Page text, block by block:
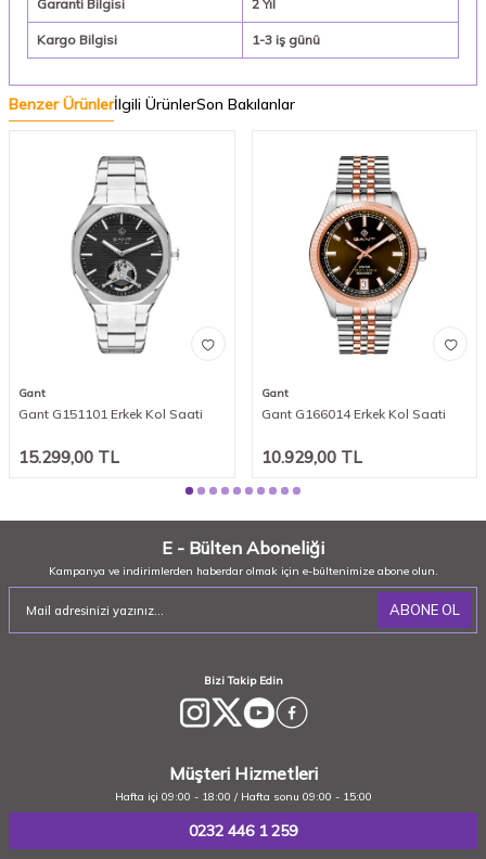
Garanti Bilgisi 2 Yıl
Kargo Bilgisi 1-3 iş günü
Benzer Ürünlerİlgili ÜrünlerSon Bakılanlar
Gant
Gant G151101 Erkek Kol Saati
15.299,00 TL
Gant
Gant G166014 Erkek Kol Saati
10.929,00TL
E - Bülten Aboneliği
Kampanya ve indirimlerden haberdar olmak için e-bültenimize abone olun.
ABONE OL
Bizi Takip Edin
Müşteri Hizmetleri
Hafta içi 09:00 - 18:00 / Hafta sonu 09:00 - 15:00
0232 446 1 259